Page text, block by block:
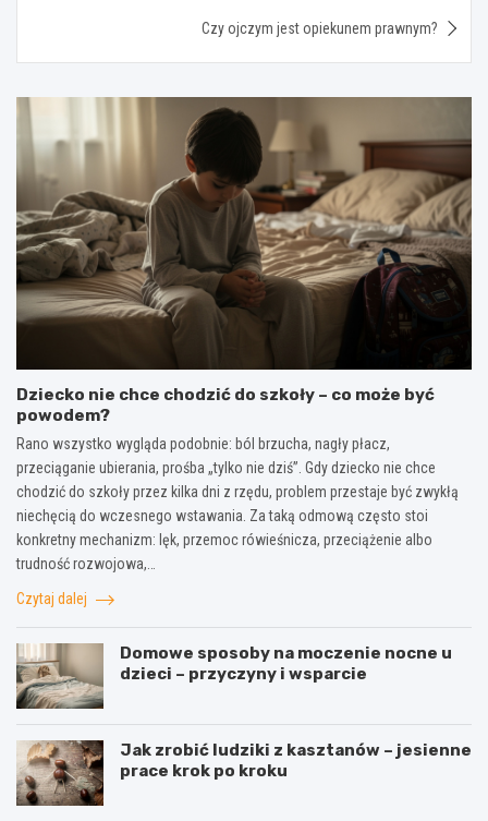
Czy ojczym jest opiekunem prawnym?
Dziecko nie chce chodzić do szkoły – co może być
powodem?
Rano wszystko wygląda podobnie: ból brzucha, nagły płacz,
przeciąganie ubierania, prośba „tylko nie dziś”. Gdy dziecko nie chce
chodzić do szkoły przez kilka dni z rzędu, problem przestaje być zwykłą
niechęcią do wczesnego wstawania. Za taką odmową często stoi
konkretny mechanizm: lęk, przemoc rówieśnicza, przeciążenie albo
trudność rozwojowa,…
Czytaj dalej
Domowe sposoby na moczenie nocne u
dzieci – przyczyny i wsparcie
Jak zrobić ludziki z kasztanów – jesienne
prace krok po kroku